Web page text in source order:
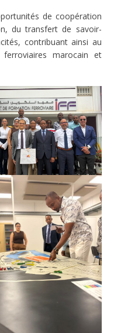
de coopération
du transfert de savoir-
contribuant ainsi au
ferroviaires marocain et